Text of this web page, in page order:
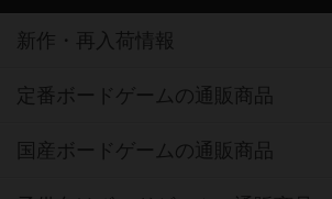
新作・再入荷情報
定番ボードゲームの通販商品
国産ボードゲームの通販商品